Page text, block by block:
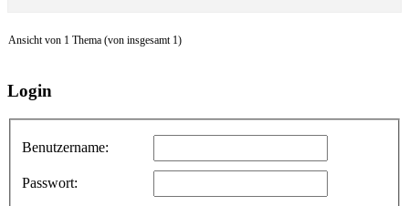
Ansicht von 1 Thema (von insgesamt 1)
Login
Benutzername:
Passwort: